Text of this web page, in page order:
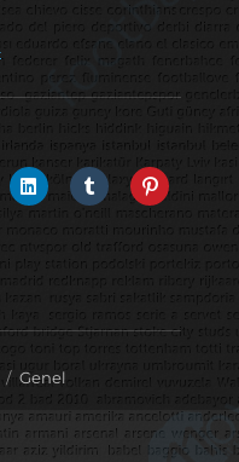
Kategoriler
Genel